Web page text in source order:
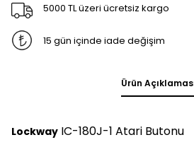
5000 TL üzeri ücretsiz kargo
15 gün içinde iade değişim
Ürün
Lockway IC-180J-1 Atari Butonu